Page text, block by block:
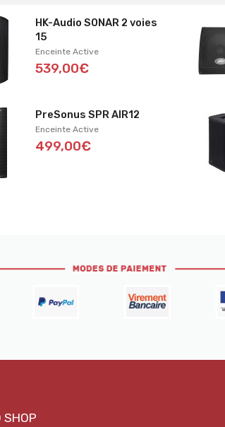
HK-Audio SONAR 2 voies
15
Enceinte Active
539,00€
PreSonus SPR AIR12
Enceinte Active
499,00€